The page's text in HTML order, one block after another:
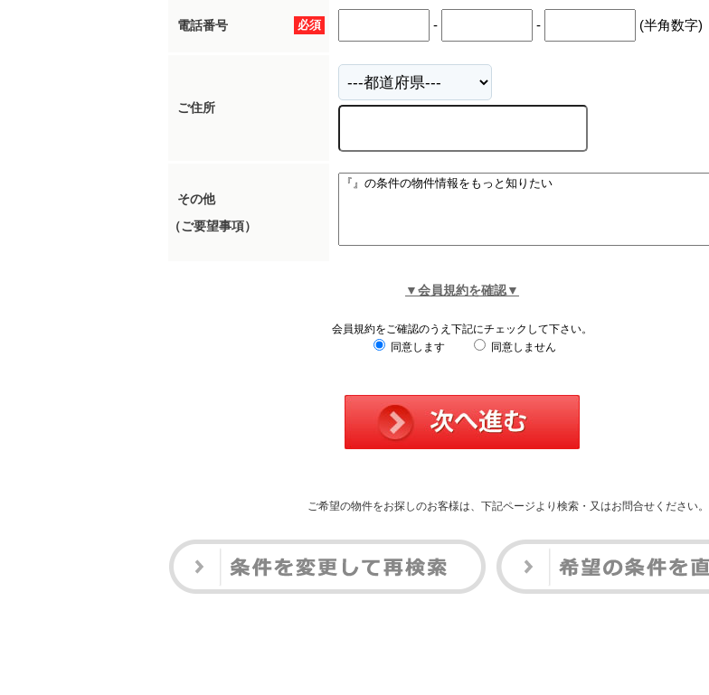
必須
電話番号 - - (半角数字)
ご住所
その他
（ご要望事項）
▼会員規約を確認▼
会員規約をご確認のうえ下記にチェックして下さい。
同意します
同意しません
ご希望の物件をお探しのお客様は、下記ページより検索・又はお問合せください。